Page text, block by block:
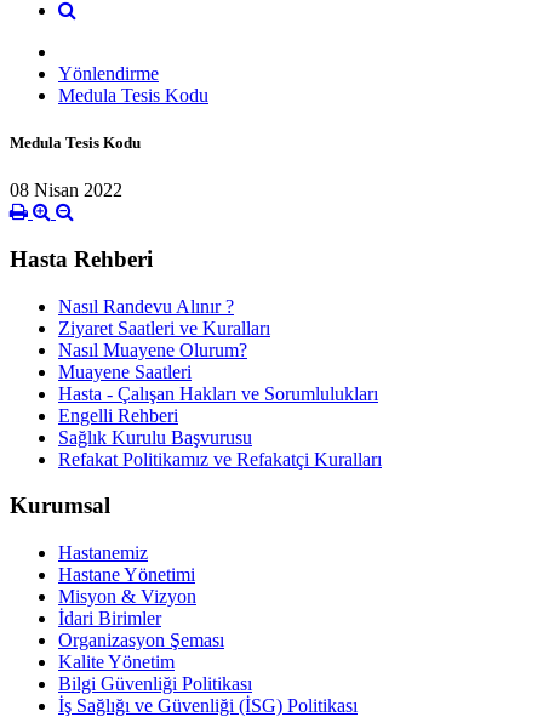
Yönlendirme
Medula Tesis Kodu
Medula Tesis Kodu
08 Nisan 2022
Hasta Rehberi
Nasıl Randevu Alınır ?
Ziyaret Saatleri ve Kuralları
Nasıl Muayene Olurum?
Muayene Saatleri
Hasta - Çalışan Hakları ve Sorumlulukları
Engelli Rehberi
Sağlık Kurulu Başvurusu
Refakat Politikamız ve Refakatçi Kuralları
Kurumsal
Hastanemiz
Hastane Yönetimi
Misyon & Vizyon
İdari Birimler
Organizasyon Şeması
Kalite Yönetim
Bilgi Güvenliği Politikası
İş Sağlığı ve Güvenliği (İSG) Politikası